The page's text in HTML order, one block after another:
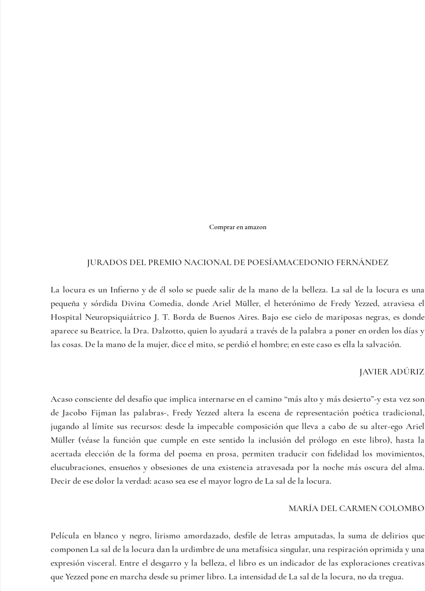
Comprar en amazon
JURADOS DEL PREMIO NACIONAL DE POESÍAMACEDONIO FERNÁNDEZ
La locura es un Infierno y de él solo se puede salir de la mano de la belleza. La sal de la locura es una
pequeña y sórdida Divina Comedia, donde Ariel Müller, el heterónimo de Fredy Yezzed, atraviesa el
Hospital Neuropsiquiátrico J. T. Borda de Buenos Aires. Bajo ese cielo de mariposas negras, es donde
aparece su Beatrice, la Dra. Dalzotto, quien lo ayudará a través de la palabra a poner en orden los días y
las cosas. De la mano de la mujer, dice el mito, se perdió el hombre; en este caso es ella la salvación.
JAVIER ADÚRIZ
Acaso consciente del desafío que implica internarse en el camino “más alto y más desierto”-y esta vez son
de Jacobo Fijman las palabras-, Fredy Yezzed altera la escena de representación poética tradicional,
jugando al límite sus recursos: desde la impecable composición que lleva a cabo de su alter-ego Ariel
Müller (véase la función que cumple en este sentido la inclusión del prólogo en este libro), hasta la
acertada elección de la forma del poema en prosa, permiten traducir con fidelidad los movimientos,
elucubraciones, ensueños y obsesiones de una existencia atravesada por la noche más oscura del alma.
Decir de ese dolor la verdad: acaso sea ese el mayor logro de La sal de la locura.
MARÍA DEL CARMEN COLOMBO
Película en blanco y negro, lirismo amordazado, desfile de letras amputadas, la suma de delirios que
componen La sal de la locura dan la urdimbre de una metafísica singular, una respiración oprimida y una
expresión visceral. Entre el desgarro y la belleza, el libro es un indicador de las exploraciones creativas
que Yezzed pone en marcha desde su primer libro. La intensidad de La sal de la locura, no da tregua.